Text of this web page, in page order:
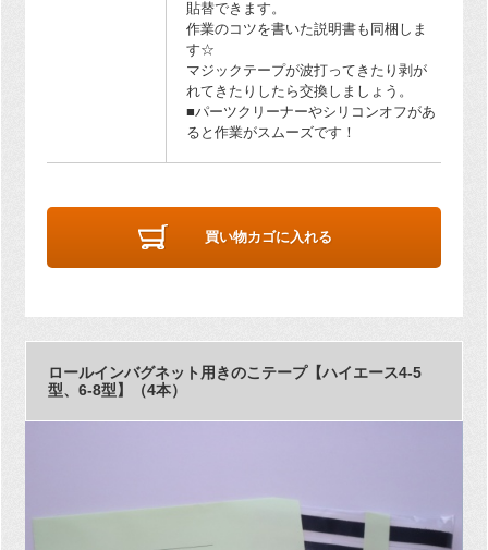
貼替できます。
作業のコツを書いた説明書も同梱しま
す☆
マジックテープが波打ってきたり剥が
れてきたりしたら交換しましょう。
■パーツクリーナーやシリコンオフがあ
ると作業がスムーズです！
買い物カゴに入れる
ロールインバグネット用きのこテープ【ハイエース4-5
型、6-8型】（4本）